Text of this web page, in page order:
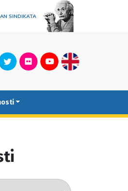
SINDIKATA
FlickrYoutubeEnglish